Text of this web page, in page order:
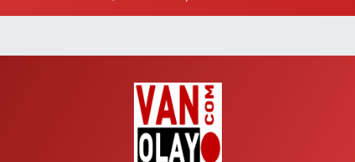
BEYAZIT MAH.ZEYLAN CADDESİ OKYANUS GİYİM YANI NO:1
Yol Tarifi Al